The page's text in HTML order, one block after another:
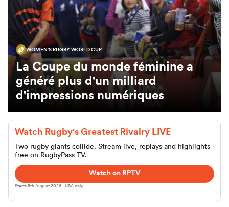
WOMEN'S RUGBY WORLD CUP
La Coupe du monde féminine a
généré plus d'un milliard
d'impressions numériques
Watch Rugby's Greatest Rivalry LIVE
Two rugby giants collide. Stream live, replays and highlights
free on RugbyPass TV.
Watch on RPTV
Starts 8th August 2026 - USA only.